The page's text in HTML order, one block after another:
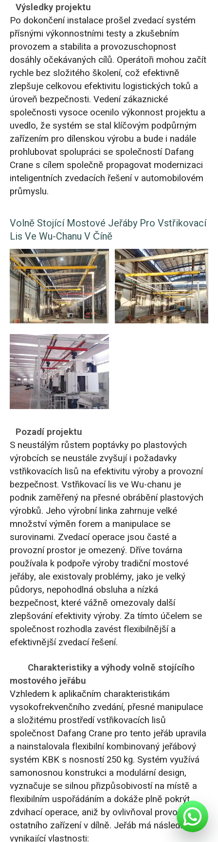
Výsledky projektu
Po dokončení instalace prošel zvedací systém
přísnými výkonnostními testy a zkušebním
provozem a stabilita a provozuschopnost
dosáhly očekávaných cílů. Operátoři mohou začít
rychle bez složitého školení, což efektivně
zlepšuje celkovou efektivitu logistických toků a
úroveň bezpečnosti. Vedení zákaznické
společnosti vysoce ocenilo výkonnost projektu a
uvedlo, že systém se stal klíčovým podpůrným
zařízením pro dílenskou výrobu a bude i nadále
prohlubovat spolupráci se společností Dafang
Crane s cílem společně propagovat modernizaci
inteligentních zvedacích řešení v automobilovém
průmyslu.
Volně Stojící Mostové Jeřáby Pro Vstřikovací
Lis Ve Wu-Chanu V Číně
Pozadí projektu
S neustálým růstem poptávky po plastových
výrobcích se neustále zvyšují i požadavky
vstřikovacích lisů na efektivitu výroby a provozní
bezpečnost. Vstřikovací lis ve Wu-chanu je
podnik zaměřený na přesné obrábění plastových
výrobků. Jeho výrobní linka zahrnuje velké
množství výměn forem a manipulace se
surovinami. Zvedací operace jsou časté a
provozní prostor je omezený. Dříve továrna
používala k podpoře výroby tradiční mostové
jeřáby, ale existovaly problémy, jako je velký
půdorys, nepohodlná obsluha a nízká
bezpečnost, které vážně omezovaly další
zlepšování efektivity výroby. Za tímto účelem se
společnost rozhodla zavést flexibilnější a
efektivnější zvedací řešení.
Charakteristiky a výhody volně stojícího
mostového jeřábu
Vzhledem k aplikačním charakteristikám
vysokofrekvenčního zvedání, přesné manipulace
a složitému prostředí vstřikovacích lisů
společnost Dafang Crane pro tento jeřáb upravila
a nainstalovala flexibilní kombinovaný jeřábový
systém KBK s nosností 250 kg. Systém využívá
samonosnou konstrukci a modulární design,
vyznačuje se silnou přizpůsobivostí na místě a
flexibilním uspořádáním a dokáže plně pokrýt
zdvihací operace, aniž by ovlivňoval provoz
ostatního zařízení v dílně. Jeřáb má následující
vynikající vlastnosti: